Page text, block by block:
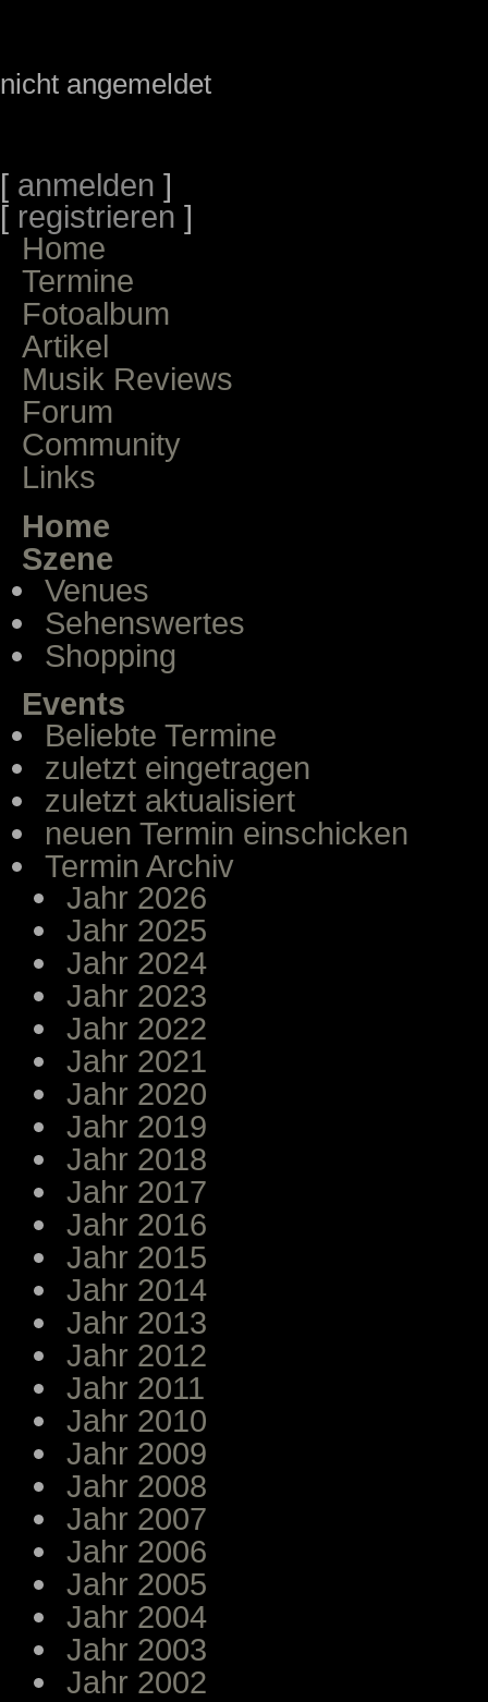
nicht angemeldet
[ anmelden ]
[ registrieren ]
Home
Termine
Fotoalbum
Artikel
Musik Reviews
Forum
Community
Links
Home
Szene
Venues
Sehenswertes
Shopping
Events
Beliebte Termine
zuletzt eingetragen
zuletzt aktualisiert
neuen Termin einschicken
Termin Archiv
Jahr 2026
Jahr 2025
Jahr 2024
Jahr 2023
Jahr 2022
Jahr 2021
Jahr 2020
Jahr 2019
Jahr 2018
Jahr 2017
Jahr 2016
Jahr 2015
Jahr 2014
Jahr 2013
Jahr 2012
Jahr 2011
Jahr 2010
Jahr 2009
Jahr 2008
Jahr 2007
Jahr 2006
Jahr 2005
Jahr 2004
Jahr 2003
Jahr 2002